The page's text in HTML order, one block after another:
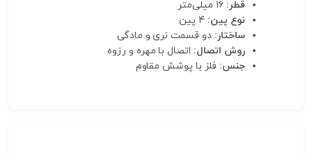
قطر: 16 میلی‌متر
نوع پین: 4 پین
ساختار: دو قسمت نری و مادگی
روش اتصال: اتصال با مهره و رزوه
جنس: فلز با پوشش مقاوم